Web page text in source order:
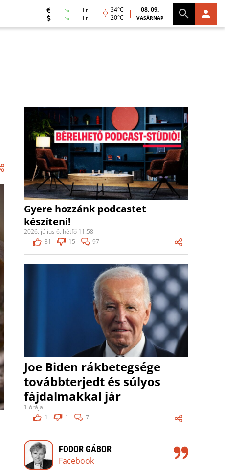
Ft
Ft
34°C
20°C
08. 09.
VASÁRNAP
Gyere hozzánk podcastet
készíteni!
2026. július 6. hétfő 11:58
31
15 97
Joe Biden rákbetegsége
továbbterjedt és súlyos
fájdalmakkal jár
1 órája
1
1 7
FODOR GÁBOR
Facebook